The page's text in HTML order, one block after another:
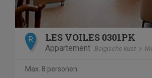
R LES VOILES 0301PK
Appartement Belgische kust
Max. 8 personen